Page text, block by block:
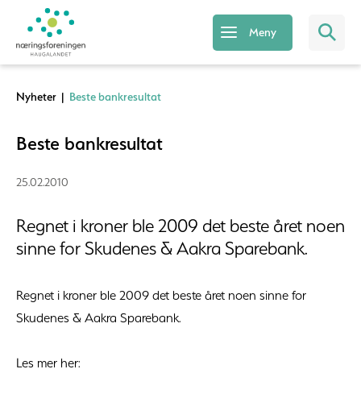
Meny
Nyheter | Beste bankresultat
Beste bankresultat
25.02.2010
Regnet i kroner ble 2009 det beste året noen
sinne for Skudenes & Aakra Sparebank.
Regnet i kroner ble 2009 det beste året noen sinne for
Skudenes & Aakra Sparebank.
Les mer her: